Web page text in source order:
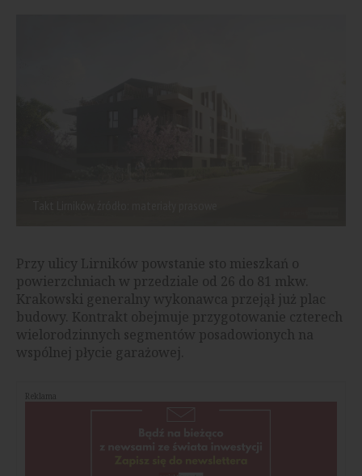
Przy ulicy Lirników powstanie sto mieszkań o
powierzchniach w przedziale od 26 do 81 mkw.
Krakowski generalny wykonawca przejął już plac
budowy. Kontrakt obejmuje przygotowanie czterech
wielorodzinnych segmentów posadowionych na
wspólnej płycie garażowej.
Reklama